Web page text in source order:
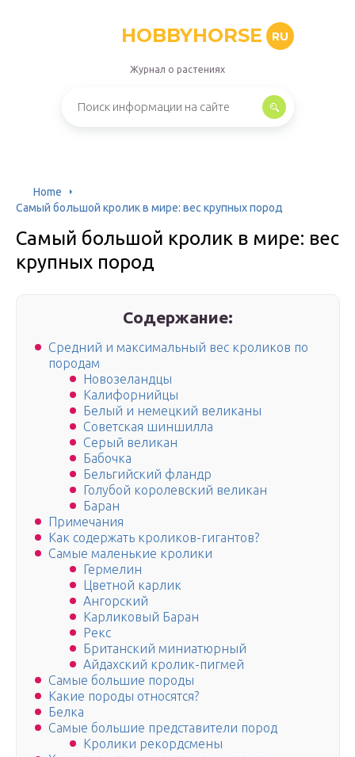
HOBBYHORSE RU
Журнал о растениях
Home
Самый большой кролик в мире: вес крупных пород
Самый большой кролик в мире: вес
крупных пород
Содержание:
Средний и максимальный вес кроликов по
породам
Новозеландцы
Калифорнийцы
Белый и немецкий великаны
Советская шиншилла
Серый великан
Бабочка
Бельгийский фландр
Голубой королевский великан
Баран
Примечания
Как содержать кроликов-гигантов?
Самые маленькие кролики
Гермелин
Цветной карлик
Ангорский
Карликовый Баран
Рекс
Британский миниатюрный
Айдахский кролик-пигмей
Самые большие породы
Какие породы относятся?
Белка
Самые большие представители пород
Кролики рекордсмены